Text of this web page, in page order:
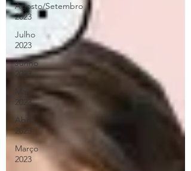
Agosto/Setembro
2023
Julho
2023
Junho
2023
2023
Abril
2023
Março
2023